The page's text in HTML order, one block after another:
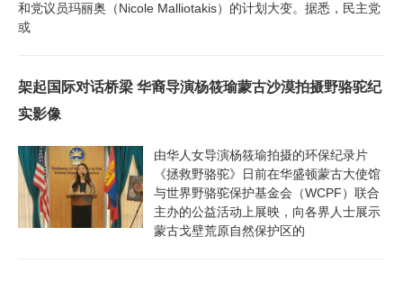
和党议员玛丽奥（Nicole Malliotakis）的计划大变。据悉，民主党
或
架起国际对话桥梁 华裔导演杨筱瑜蒙古沙漠拍摄野骆驼纪
实影像
由华人女导演杨筱瑜拍摄的环保纪录片
《拯救野骆驼》日前在华盛顿蒙古大使馆
与世界野骆驼保护基金会（WCPF）联合
主办的公益活动上展映，向各界人士展示
蒙古戈壁荒原自然保护区的